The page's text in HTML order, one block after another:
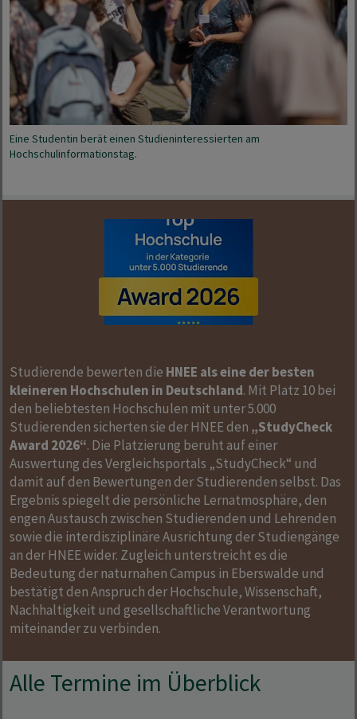
Eine Studentin berät einen Studieninteressierten am
Hochschulinformationstag.
Studierende bewerten die HNEE als eine der besten
kleineren Hochschulen in Deutschland. Mit Platz 10 bei
den beliebtesten Hochschulen mit unter 5.000
Studierenden sicherten sie der HNEE den „StudyCheck
Award 2026“. Die Platzierung beruht auf einer
Auswertung des Vergleichsportals „StudyCheck“ und
damit auf den Bewertungen der Studierenden selbst. Das
Ergebnis spiegelt die persönliche Lernatmosphäre, den
engen Austausch zwischen Studierenden und Lehrenden
sowie die interdisziplinäre Ausrichtung der Studiengänge
an der HNEE wider. Zugleich unterstreicht es die
Bedeutung der naturnahen Campus in Eberswalde und
bestätigt den Anspruch der Hochschule, Wissenschaft,
Nachhaltigkeit und gesellschaftliche Verantwortung
miteinander zu verbinden.
Alle Termine im Überblick